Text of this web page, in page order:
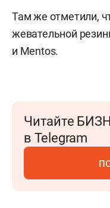
Там же отметили,
жевательной
и Mentos.
Читайте
в Telegram